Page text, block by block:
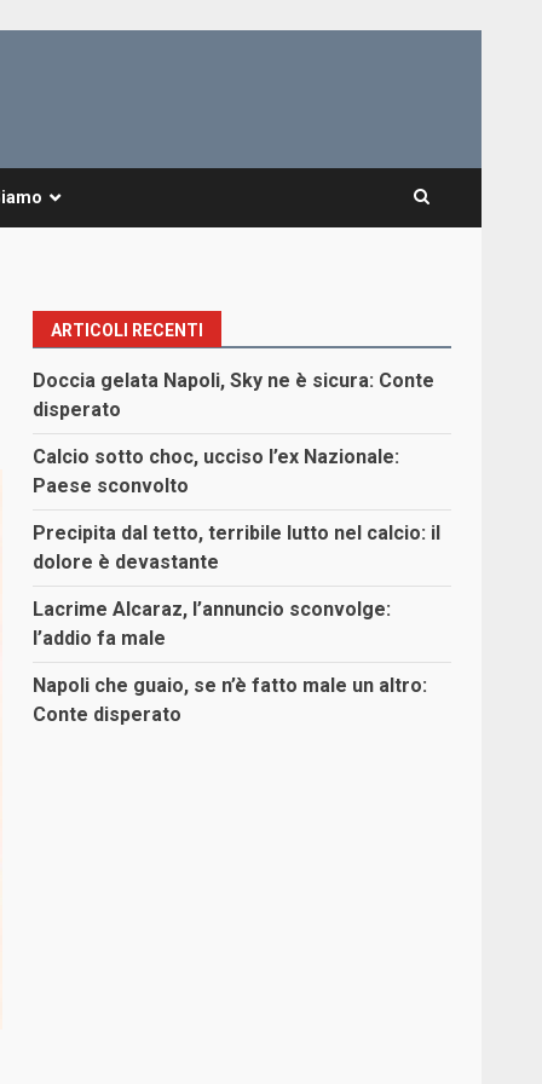
ARTICOLI RECENTI
Doccia gelata Napoli, Sky ne è sicura: Conte
disperato
Calcio sotto choc, ucciso l’ex Nazionale:
Paese sconvolto
Precipita dal tetto, terribile lutto nel calcio: il
dolore è devastante
Lacrime Alcaraz, l’annuncio sconvolge:
l’addio fa male
Napoli che guaio, se n’è fatto male un altro:
Conte disperato